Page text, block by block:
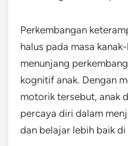
Perkembangan
halus pada masa
menunjang
kognitif anak. Dengan
motorik tersebut, anak
percaya diri dalam
dan belajar lebih baik di